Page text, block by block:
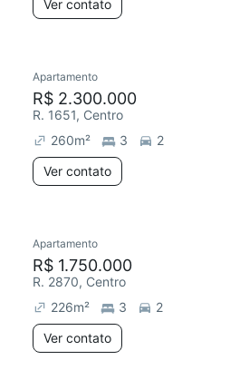
Ver contato
Apartamento
R$ 2.300.000
R. 1651, Centro
260m² 3
2
Ver contato
Apartamento
R$ 1.750.000
R. 2870, Centro
226m² 3
2
Ver contato